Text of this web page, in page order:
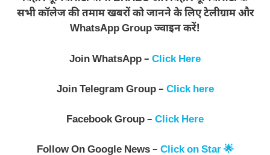
सभी कॉलेज की तमाम खबरों को जानने के लिए टेलीग्राम और
WhatsApp Group ज्वाइन करें!
Join WhatsApp – Click Here
Join Telegram Group – Click here
Facebook Group – Click Here
Follow On Google News – Click on Star 🌟